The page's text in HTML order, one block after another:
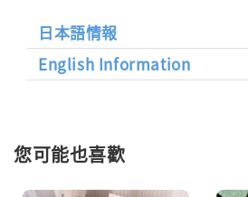
日本語情報
English Information
您可能也喜歡